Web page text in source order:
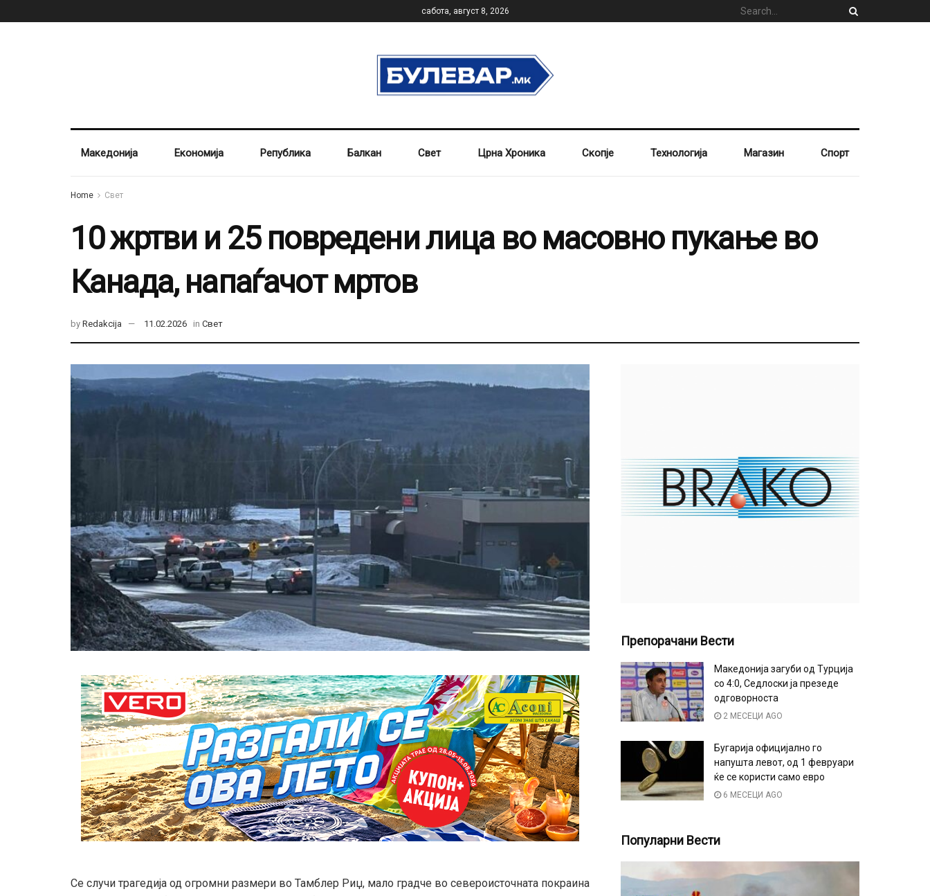
сабота, август 8, 2026
Македонија Економија Република Балкан Свет Црна Хроника Скопје Технологија Магазин Спорт
Home Свет
10 жртви и 25 повредени лица во масовно пукање во
Канада, напаѓачот мртов
by Redakcija 11.02.2026 in Свет
Се случи трагедија од огромни размери во Тамблер Риџ, мало градче во североисточната покраина
Препорачани Вести
Македонија загуби од Турција
со 4:0, Седлоски ја презеде
одговорноста
2 МЕСЕЦИ AGO
Бугарија официјално го
напушта левот, од 1 февруари
ќе се користи само евро
6 МЕСЕЦИ AGO
Популарни Вести